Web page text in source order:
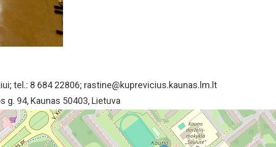
tel.: 8 684 22806; rastine@kuprevicius.kaunas.lm.lt
g. 94, Kaunas 50403, Lietuva